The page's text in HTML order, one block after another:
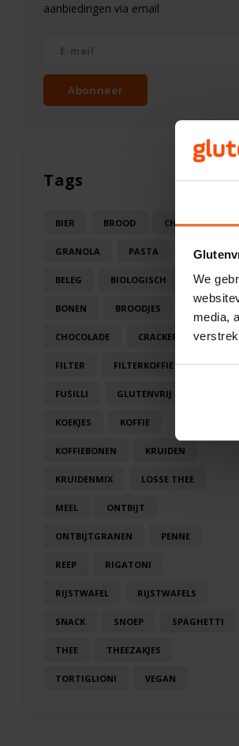
We
media,
aanbiedingen via email
Abonneer
Tags
BIER BROOD CHOCOLA
GRANOLA PASTA SAUS
BELEG BIOLOGISCH BLOEM
BONEN BROODJES
CHOCOLADE CRACKERS
FILTER FILTERKOFFIE
FUSILLI GLUTENVRIJ
KOEKJES KOFFIE
KOFFIEBONEN KRUIDEN
KRUIDENMIX LOSSE THEE
MEEL ONTBIJT
ONTBIJTGRANEN PENNE
REEP RIGATONI
RIJSTWAFEL RIJSTWAFELS
SNACK SNOEP SPAGHETTI
THEE THEEZAKJES
TORTIGLIONI VEGAN